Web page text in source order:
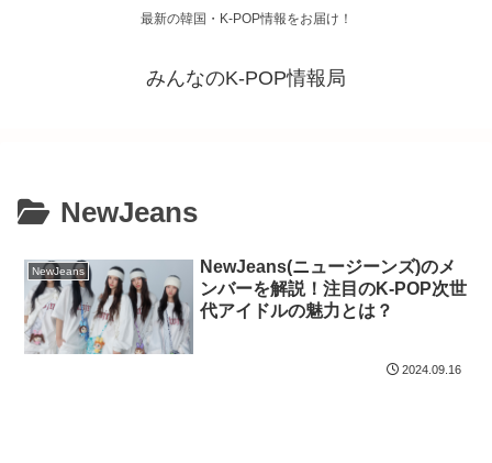
最新の韓国・K-POP情報をお届け！
みんなのK-POP情報局
NewJeans
NewJeans
NewJeans(ニュージーンズ)のメ
ンバーを解説！注目のK-POP次世
代アイドルの魅力とは？
2024.09.16